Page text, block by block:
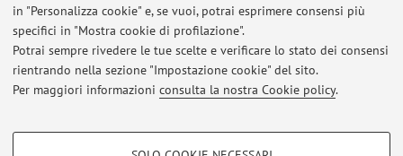
in "Personalizza cookie" e, se vuoi, potrai esprimere consensi più
specifici in "Mostra cookie di profilazione".
Potrai sempre rivedere le tue scelte e verificare lo stato dei consensi
rientrando nella sezione "Impostazione cookie" del sito.
Per maggiori informazioni consulta la nostra Cookie policy.
COOKIE DI PROFILAZIONE - FACOLTATIVI
Ultimi avvisi
Al momento non sono presenti avvisi.